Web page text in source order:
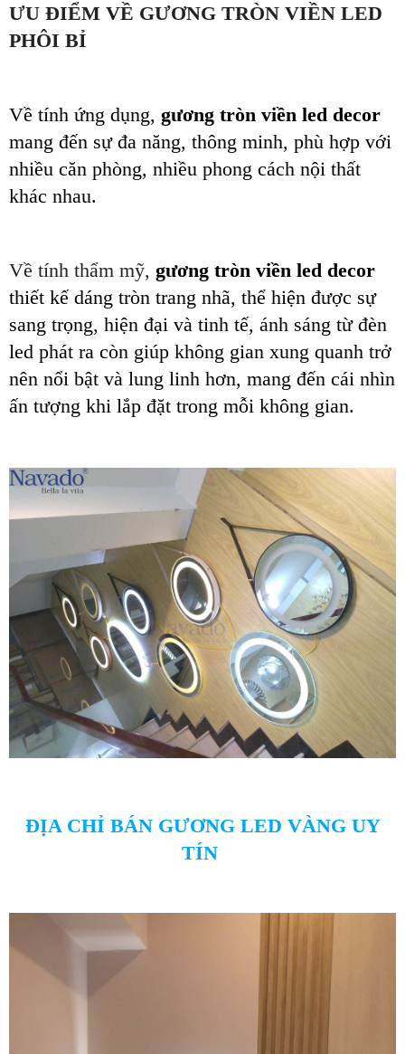
ƯU ĐIỂM VỀ GƯƠNG TRÒN VIỀN LED
PHÔI BỈ
Về tính ứng dụng, gương tròn viền led decor
mang đến sự đa năng, thông minh, phù hợp với
nhiều căn phòng, nhiều phong cách nội thất
khác nhau.
Về tính thẩm mỹ, gương tròn viền led decor
thiết kế dáng tròn trang nhã, thể hiện được sự
sang trọng, hiện đại và tinh tế, ánh sáng từ đèn
led phát ra còn giúp không gian xung quanh trở
nên nổi bật và lung linh hơn, mang đến cái nhìn
ấn tượng khi lắp đặt trong mỗi không gian.
ĐỊA CHỈ BÁN GƯƠNG LED VÀNG UY
TÍN